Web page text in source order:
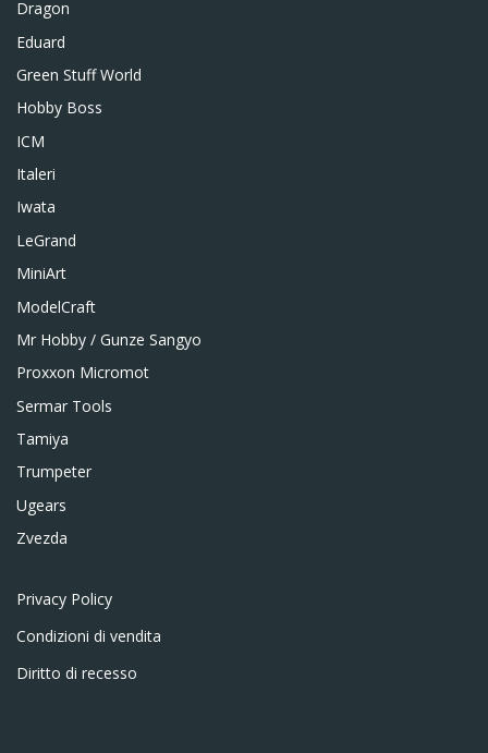
Dragon
Eduard
Green Stuff World
Hobby Boss
ICM
Italeri
Iwata
LeGrand
MiniArt
ModelCraft
Mr Hobby / Gunze Sangyo
Proxxon Micromot
Sermar Tools
Tamiya
Trumpeter
Ugears
Zvezda
Privacy Policy
Condizioni di vendita
Diritto di recesso